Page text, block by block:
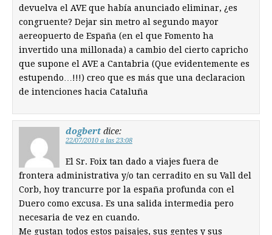
devuelva el AVE que había anunciado eliminar, ¿es
congruente? Dejar sin metro al segundo mayor
aereopuerto de España (en el que Fomento ha
invertido una millonada) a cambio del cierto capricho
que supone el AVE a Cantabria (Que evidentemente es
estupendo…!!!) creo que es más que una declaracion
de intenciones hacia Cataluña
dogbert dice:
22/07/2010 a las 23:08
El Sr. Foix tan dado a viajes fuera de
frontera administrativa y/o tan cerradito en su Vall del
Corb, hoy trancurre por la españa profunda con el
Duero como excusa. Es una salida intermedia pero
necesaria de vez en cuando.
Me gustan todos estos paisajes, sus gentes y sus